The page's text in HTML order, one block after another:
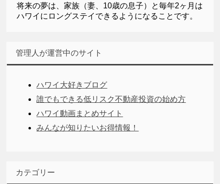
将来の夢は、家族（妻、10歳の息子）と毎年2ヶ月は
ハワイにロングステイできるようになることです。
管理人が運営中のサイト
ハワイ大好きブログ
誰でもできる低リスク不動産投資の始め方
ハワイ動画まとめサイト
みんなが知りたいお得情報！
カテゴリー